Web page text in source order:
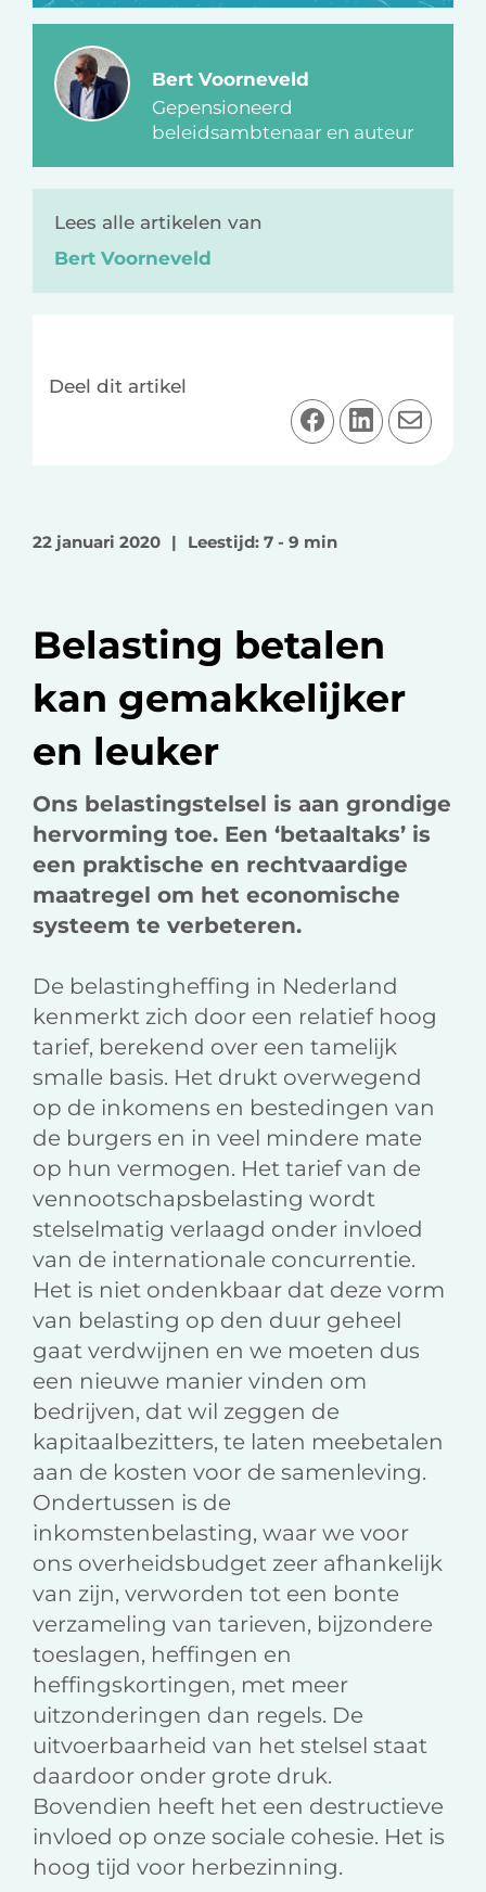
Bert Voorneveld
Gepensioneerd
beleidsambtenaar en auteur
Lees alle artikelen van
Bert Voorneveld
Deel dit artikel
D
e
o
c
e
b
o
D
e
n
e
D
e
22 januari 2020 | Leestijd: 7 - 9 min
Belasting betalen
kan gemakkelijker
en leuker
Ons belastingstelsel is aan grondige
hervorming toe. Een ‘betaaltaks’ is
een praktische en rechtvaardige
maatregel om het economische
systeem te verbeteren.
De belastingheffing in Nederland
kenmerkt zich door een relatief hoog
tarief, berekend over een tamelijk
smalle basis. Het drukt overwegend
op de inkomens en bestedingen van
de burgers en in veel mindere mate
op hun vermogen. Het tarief van de
vennootschapsbelasting wordt
stelselmatig verlaagd onder invloed
van de internationale concurrentie.
Het is niet ondenkbaar dat deze vorm
van belasting op den duur geheel
gaat verdwijnen en we moeten dus
een nieuwe manier vinden om
bedrijven, dat wil zeggen de
kapitaalbezitters, te laten meebetalen
aan de kosten voor de samenleving.
Ondertussen is de
inkomstenbelasting, waar we voor
ons overheidsbudget zeer afhankelijk
van zijn, verworden tot een bonte
verzameling van tarieven, bijzondere
toeslagen, heffingen en
heffingskortingen, met meer
uitzonderingen dan regels. De
uitvoerbaarheid van het stelsel staat
daardoor onder grote druk.
Bovendien heeft het een destructieve
invloed op onze sociale cohesie. Het is
hoog tijd voor herbezinning.